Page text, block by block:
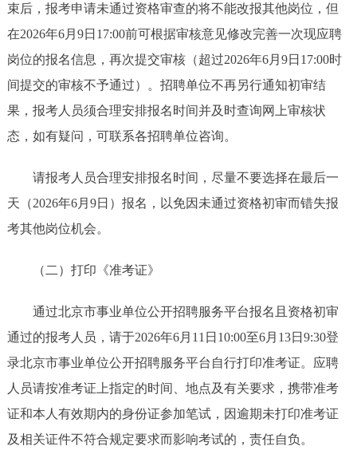
束后，报考申请未通过资格审查的将不能改报其他岗位，但
在2026年6月9日17:00前可根据审核意见修改完善一次现应聘
岗位的报名信息，再次提交审核（超过2026年6月9日17:00时
间提交的审核不予通过）。招聘单位不再另行通知初审结
果，报考人员须合理安排报名时间并及时查询网上审核状
态，如有疑问，可联系各招聘单位咨询。
请报考人员合理安排报名时间，尽量不要选择在最后一
天（2026年6月9日）报名，以免因未通过资格初审而错失报
考其他岗位机会。
（二）打印《准考证》
通过北京市事业单位公开招聘服务平台报名且资格初审
通过的报考人员，请于2026年6月11日10:00至6月13日9:30登
录北京市事业单位公开招聘服务平台自行打印准考证。应聘
人员请按准考证上指定的时间、地点及有关要求，携带准考
证和本人有效期内的身份证参加笔试，因逾期未打印准考证
及相关证件不符合规定要求而影响考试的，责任自负。